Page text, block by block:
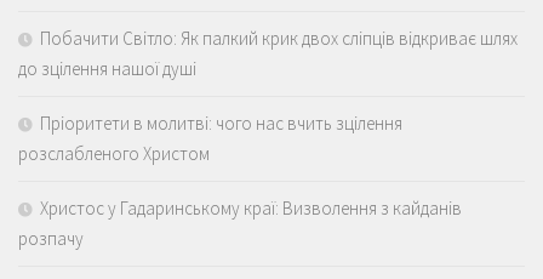
Побачити Світло: Як палкий крик двох сліпців відкриває шлях
до зцілення нашої душі
Пріоритети в молитві: чого нас вчить зцілення
розслабленого Христом
Христос у Гадаринському краї: Визволення з кайданів
розпачу